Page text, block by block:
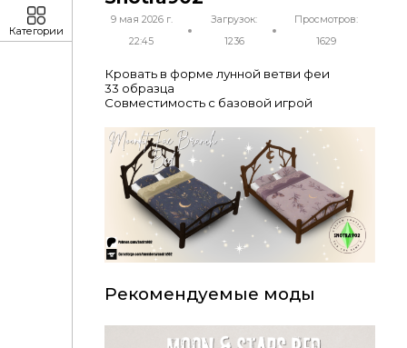
9 мая 2026 г.
22:45
Загрузок:
1236
Просмотров:
1629
Кровать в форме лунной ветви феи
33 образца
Совместимость с базовой игрой
Рекомендуемые моды
Категории